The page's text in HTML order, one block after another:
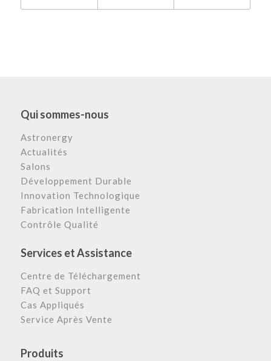
Qui sommes-nous
Astronergy
Actualités
Salons
Développement Durable
Innovation Technologique
Fabrication Intelligente
Contrôle Qualité
Services et Assistance
Centre de Téléchargement
FAQ et Support
Cas Appliqués
Service Après Vente
Produits